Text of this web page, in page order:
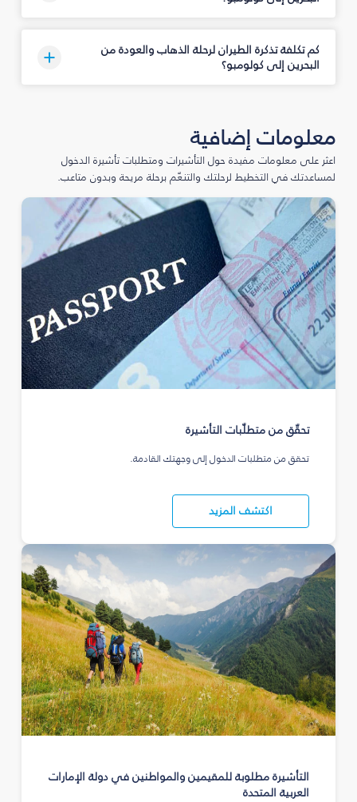
كم تكلفة تذكرة الطيران لرحلة الذهاب والعودة من
البحرين إلى كولومبو؟
معلومات إضافية
اعثر على معلومات مفيدة حول التأشيرات ومتطلبات تأشيرة الدخول
لمساعدتك في التخطيط لرحلتك والتنعّم برحلة مريحة وبدون متاعب.
تحقّق من متطلّبات التأشيرة
تحقق من متطلبات الدخول إلى وجهتك القادمة.
اكتشف المزيد
التأشيرة مطلوبة للمقيمين والمواطنين في دولة الإمارات
العربية المتحدة